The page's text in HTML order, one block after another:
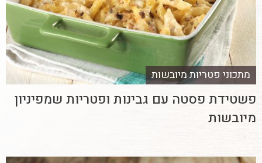
מתכוני פטריות מיובשות
פשטידת פסטה עם גבינות ופטריות שמפיניון
מיובשות